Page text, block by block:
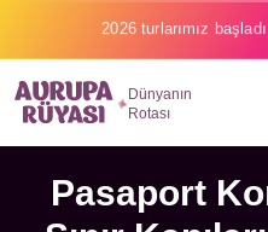
2026 turlarımız
Dünyanın
Rotası
Pasaport